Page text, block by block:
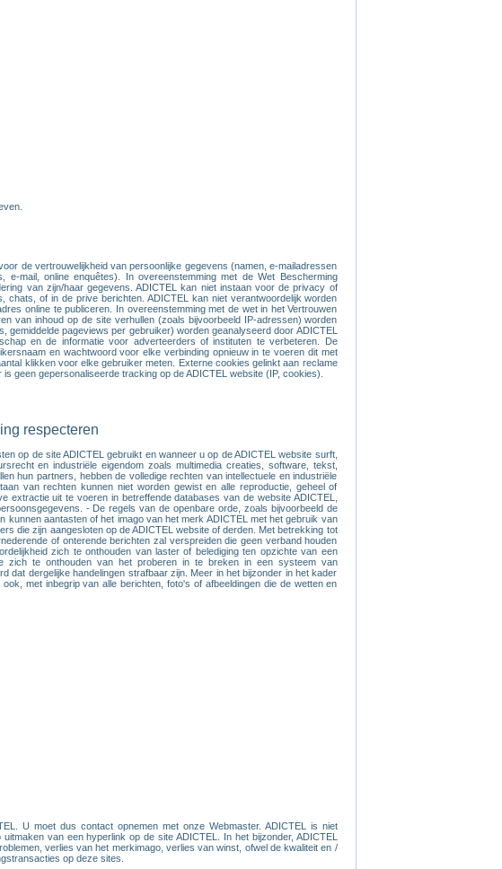
de vertrouwelijkheid van persoonlijke gegevens (namen, e-mailadressen
mail, online enquêtes). In overeenstemming met de Wet Bescherming
van zijn/haar gegevens. ADICTEL kan niet instaan voor de privacy of
of in de prive berichten. ADICTEL kan niet verantwoordelijk worden
online te publiceren. In overeenstemming met de wet in het Vertrouwen
van inhoud op de site verhullen (zoals bijvoorbeeld IP-adressen) worden
pageviews per gebruiker) worden geanalyseerd door ADICTEL
en de informatie voor adverteerders of instituten te verbeteren. De
en wachtwoord voor elke verbinding opnieuw in te voeren dit met
klikken voor elke gebruiker meten. Externe cookies gelinkt aan reclame
geen gepersonaliseerde tracking op de ADICTEL website (IP, cookies).
respecteren
op de site ADICTEL gebruikt en wanneer u op de ADICTEL website surft,
en industriële eigendom zoals multimedia creaties, software, tekst,
hun partners, hebben de volledige rechten van intellectuele en industriële
van rechten kunnen niet worden gewist en alle reproductie, geheel of
extractie uit te voeren in betreffende databases van de website ADICTEL,
- De regels van de openbare orde, zoals bijvoorbeeld de
kunnen aantasten of het imago van het merk ADICTEL met het gebruik van
die zijn aangesloten op de ADICTEL website of derden. Met betrekking tot
of onterende berichten zal verspreiden die geen verband houden
zich te onthouden van laster of belediging ten opzichte van een
zich te onthouden van het proberen in te breken in een systeem van
dat dergelijke handelingen strafbaar zijn. Meer in het bijzonder in het kader
met inbegrip van alle berichten, foto's of afbeeldingen die de wetten en
U moet dus contact opnemen met onze Webmaster. ADICTEL is niet
van een hyperlink op de site ADICTEL. In het bijzonder, ADICTEL
verlies van het merkimago, verlies van winst, ofwel de kwaliteit en /
op deze sites.